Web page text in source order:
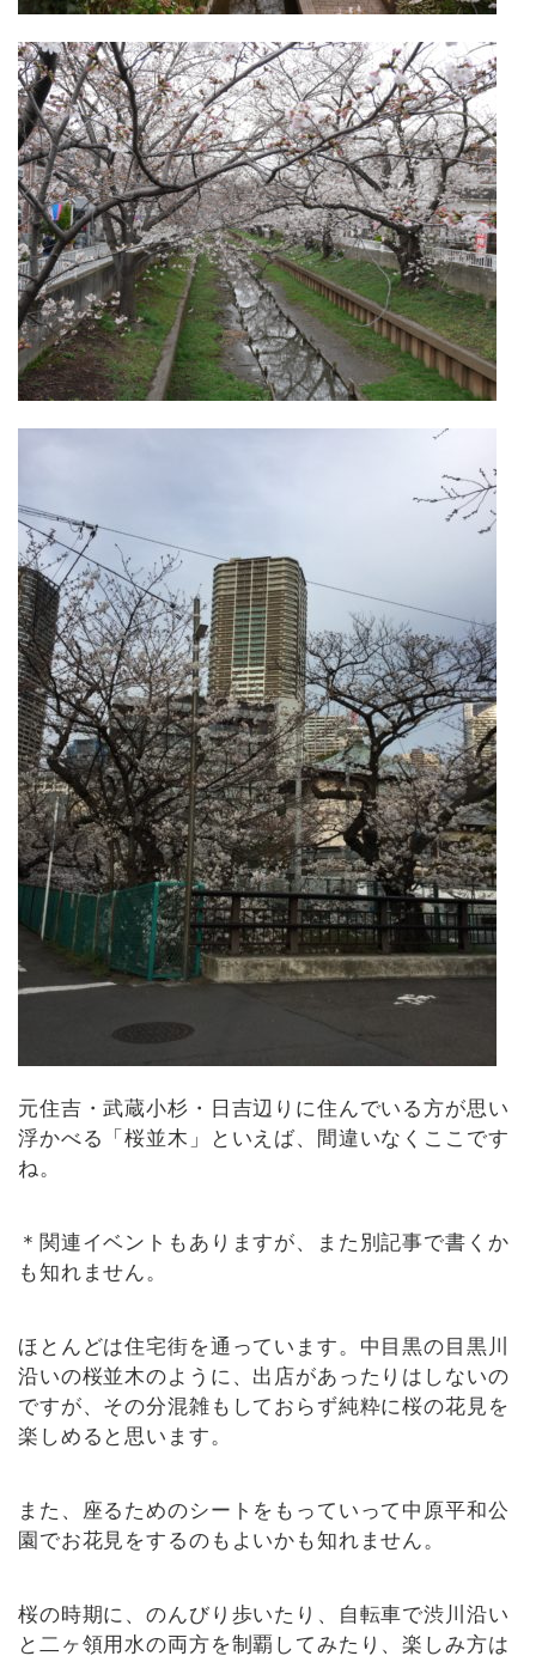
元住吉・武蔵小杉・日吉辺りに住んでいる方が思い
浮かべる「桜並木」といえば、間違いなくここです
ね。
＊関連イベントもありますが、また別記事で書くか
も知れません。
ほとんどは住宅街を通っています。中目黒の目黒川
沿いの桜並木のように、出店があったりはしないの
ですが、その分混雑もしておらず純粋に桜の花見を
楽しめると思います。
また、座るためのシートをもっていって中原平和公
園でお花見をするのもよいかも知れません。
桜の時期に、のんびり歩いたり、自転車で渋川沿い
と二ヶ領用水の両方を制覇してみたり、楽しみ方は